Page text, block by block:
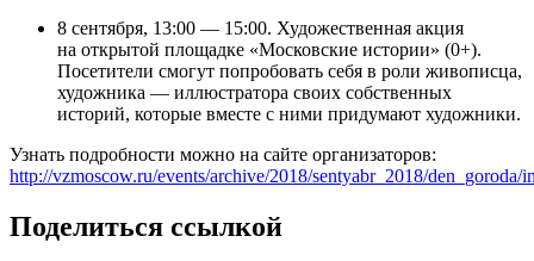
8 сентября, 13:00 — 15:00. Художественная акция
на открытой площадке «Московские истории» (0+).
Посетители смогут попробовать себя в роли живописца,
художника — иллюстратора своих собственных
историй, которые вместе с ними придумают художники.
Узнать подробности можно на сайте организаторов:
http://vzmoscow.ru/events/archive/2018/sentyabr_2018/den_goroda/
Поделиться ссылкой